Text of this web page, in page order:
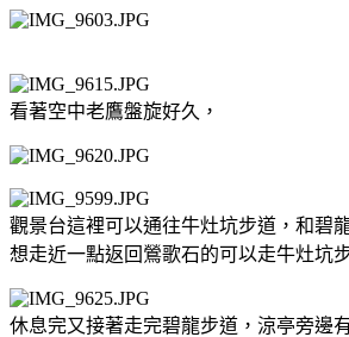
看著空中老鷹盤旋好久，
觀景台這裡可以通往牛灶坑步道，和碧
想走近一點返回鶯歌石的可以走牛灶坑
休息完又接著走完碧龍步道，涼亭旁邊